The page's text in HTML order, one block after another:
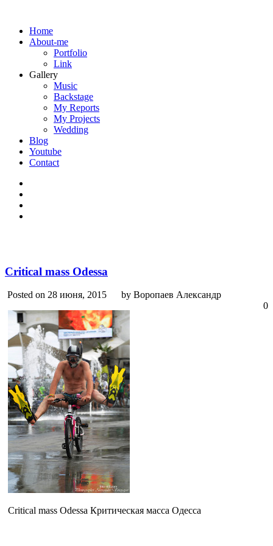
Home
About-me
Portfolio
Link
Gallery
Music
Backstage
My Reports
My Projects
Wedding
Blog
Youtube
Contact
Critical mass Odessa
Posted on 28 июня, 2015
by Воропаев Александр
0
Critical mass Odessa Критическая масса Одесса